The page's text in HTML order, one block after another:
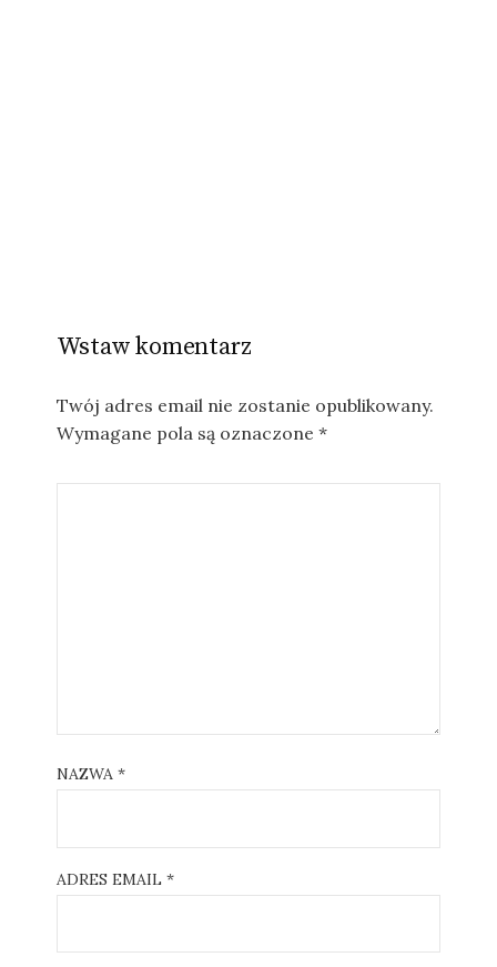
Wstaw komentarz
Twój adres email nie zostanie opublikowany.
Wymagane pola są oznaczone *
NAZWA *
ADRES EMAIL *